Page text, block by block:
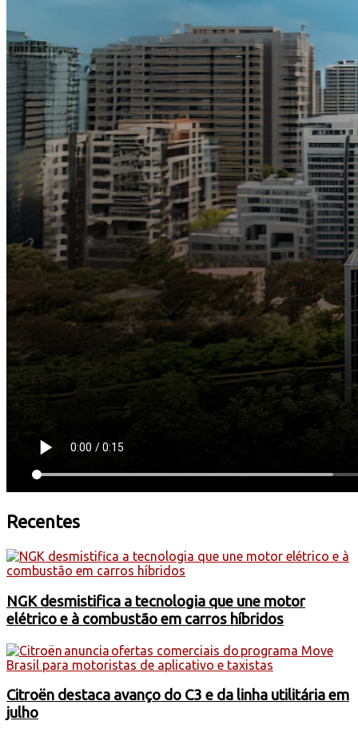
Recentes
NGK desmistifica a tecnologia que une motor
elétrico e à combustão em carros híbridos
Citroën destaca avanço do C3 e da linha utilitária em
julho